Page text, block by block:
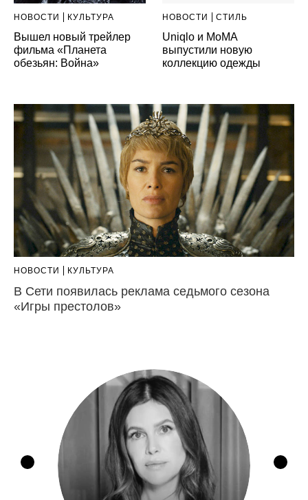
НОВОСТИ КУЛЬТУРА
Вышел новый трейлер
фильма «Планета
обезьян: Война»
НОВОСТИ СТИЛЬ
Uniqlo и MoMA
выпустили новую
коллекцию одежды
НОВОСТИ КУЛЬТУРА
В Сети появилась реклама седьмого сезона
«Игры престолов»